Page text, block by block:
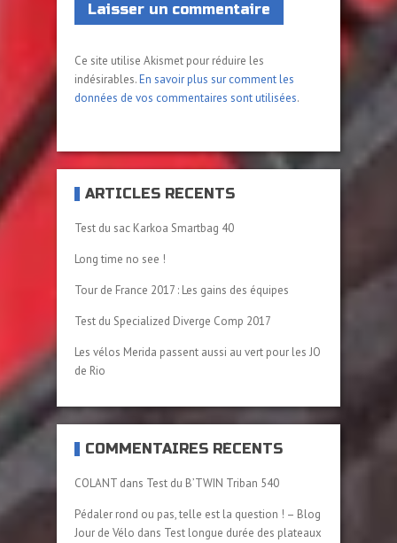
Ce site utilise Akismet pour réduire les
indésirables.En savoir plus sur comment les
données de vos commentaires sont utilisées.
ARTICLES RÉCENTS
Test du sac Karkoa Smartbag 40
Long time no see !
Tour de France 2017 : Les gains des équipes
Test du Specialized Diverge Comp 2017
Les vélos Merida passent aussi au vert pour les JO
de Rio
COMMENTAIRES RÉCENTS
COLANT dans Test du B’TWIN Triban 540
Pédaler rond ou pas, telle est la question ! – Blog
Jour de Vélo dans Test longue durée des plateaux